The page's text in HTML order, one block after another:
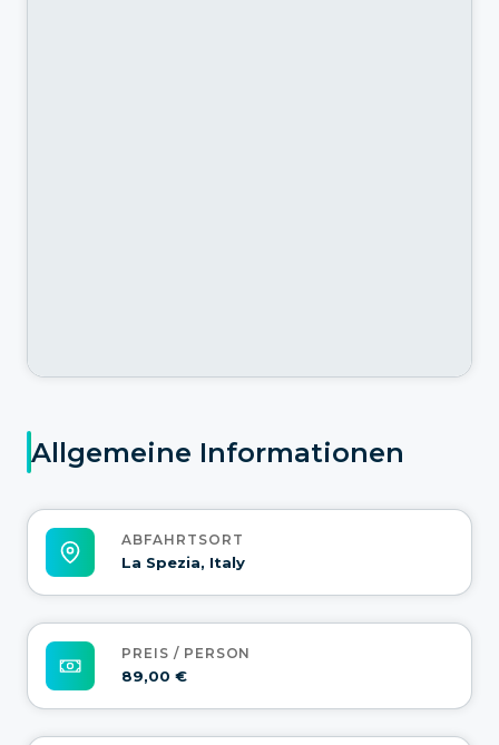
Allgemeine Informationen
ABFAHRTSORT
La Spezia, Italy
PREIS / PERSON
89,00 €